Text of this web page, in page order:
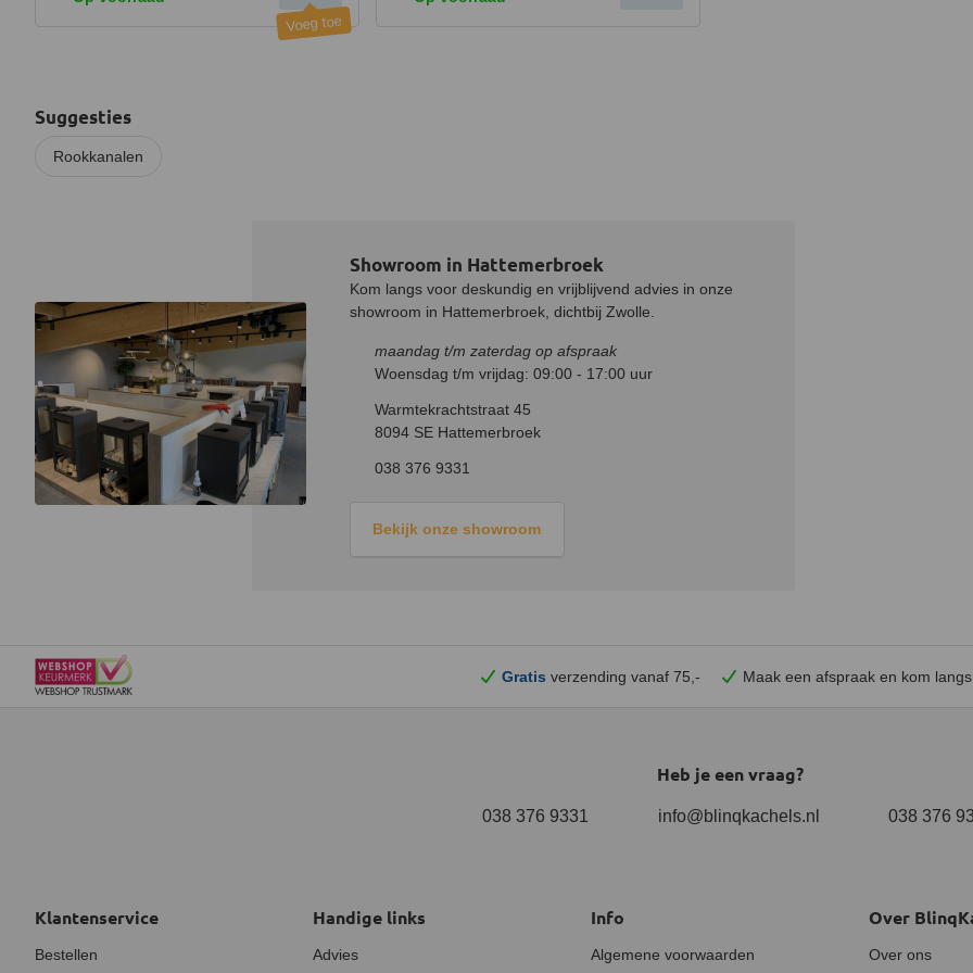
Suggesties
Rookkanalen
Showroom in Hattemerbroek
Kom langs voor deskundig en vrijblijvend advies in onze
showroom in Hattemerbroek, dichtbij Zwolle.
maandag t/m zaterdag op afspraak
Woensdag t/m vrijdag: 09:00 - 17:00 uur
Warmtekrachtstraat 45
8094 SE Hattemerbroek
038 376 9331
Bekijk onze showroom
Gratis verzending vanaf 75,- Maak een afspraak en kom
Heb je een vraag?
038 376 9331 info@blinqkachels.nl 038 376
Klantenservice
Bestellen
Handige links
Advies
Info
Algemene voorwaarden
Over
Over ons